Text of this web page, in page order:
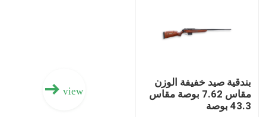
بندقية صيد خفيفة الوزن
مقاس 7.62 بوصة مقاس
43.3 بوصة
view